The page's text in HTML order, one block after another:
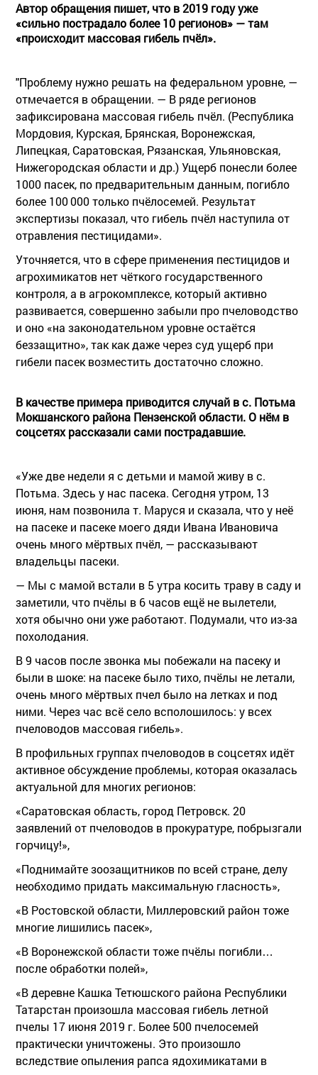
Автор обращения пишет, что в 2019 году уже
«сильно пострадало более 10 регионов» — там
«происходит массовая гибель пчёл».
"Проблему нужно решать на федеральном уровне, —
отмечается в обращении. — В ряде регионов
зафиксирована массовая гибель пчёл. (Республика
Мордовия, Курская, Брянская, Воронежская,
Липецкая, Саратовская, Рязанская, Ульяновская,
Нижегородская области и др.) Ущерб понесли более
1000 пасек, по предварительным данным, погибло
более 100 000 только пчёлосемей. Результат
экспертизы показал, что гибель пчёл наступила от
отравления пестицидами».
Уточняется, что в сфере применения пестицидов и
агрохимикатов нет чёткого государственного
контроля, а в агрокомплексе, который активно
развивается, совершенно забыли про пчеловодство
и оно «на законодательном уровне остаётся
беззащитно», так как даже через суд ущерб при
гибели пасек возместить достаточно сложно.
В качестве примера приводится случай в с. Потьма
Мокшанского района Пензенской области. О нём в
соцсетях рассказали сами пострадавшие.
«Уже две недели я с детьми и мамой живу в с.
Потьма. Здесь у нас пасека. Сегодня утром, 13
июня, нам позвонила т. Маруся и сказала, что у неё
на пасеке и пасеке моего дяди Ивана Ивановича
очень много мёртвых пчёл, — рассказывают
владельцы пасеки.
— Мы с мамой встали в 5 утра косить траву в саду и
заметили, что пчёлы в 6 часов ещё не вылетели,
хотя обычно они уже работают. Подумали, что из-за
похолодания.
В 9 часов после звонка мы побежали на пасеку и
были в шоке: на пасеке было тихо, пчёлы не летали,
очень много мёртвых пчел было на летках и под
ними. Через час всё село всполошилось: у всех
пчеловодов массовая гибель».
В профильных группах пчеловодов в соцсетях идёт
активное обсуждение проблемы, которая оказалась
актуальной для многих регионов:
«Саратовская область, город Петровск. 20
заявлений от пчеловодов в прокуратуре, побрызгали
горчицу!»,
«Поднимайте зоозащитников по всей стране, делу
необходимо придать максимальную гласность»,
«В Ростовской области, Миллеровский район тоже
многие лишились пасек»,
«В Воронежской области тоже пчёлы погибли…
после обработки полей»,
«В деревне Кашка Тетюшского района Республики
Татарстан произошла массовая гибель летной
пчелы 17 июня 2019 г. Более 500 пчелосемей
практически уничтожены. Это произошло
вследствие опыления рапса ядохимикатами в